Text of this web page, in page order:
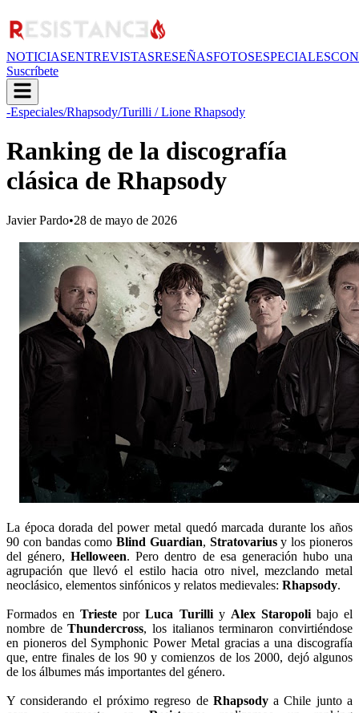
NOTICIASENTREVISTASRESEÑASFOTOSESPECIALES
Suscríbete
-Especiales/Rhapsody/Turilli / Lione Rhapsody
Ranking de la discografía
clásica de Rhapsody
Javier Pardo•28 de mayo de 2026
La época dorada del power metal quedó marcada durante los años
90 con bandas comoBlind Guardian, Stratovariusy los pioneros
del género,Helloween. Pero dentro de esa generación hubo una
agrupación que llevó el estilo hacia otro nivel, mezclando metal
neoclásico, elementos sinfónicos y relatos medievales: Rhapsody.
Formados enTriesteporLuca Turilliy Alex Staropolibajo el
nombre deThundercross, los italianos terminaron convirtiéndose
en pioneros del Symphonic Power Metal gracias a una discografía
que, entre finales de los 90 y comienzos de los 2000, dejó algunos
de los álbumes más importantes del género.
Y considerando el próximo regreso de Rhapsodya Chile junto a